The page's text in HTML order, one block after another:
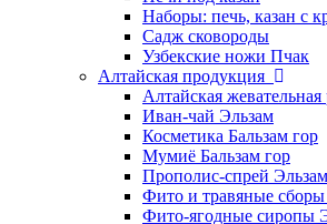
Наборы: печь, казан с
Садж сковороды
Узбекские ножи Пчак
Алтайская продукция
Алтайская жевательная
Иван-чай Эльзам
Косметика Бальзам гор
Мумиё Бальзам гор
Прополис-спрей Эльзам
Фито и травяные
Фито-ягодные сиропы